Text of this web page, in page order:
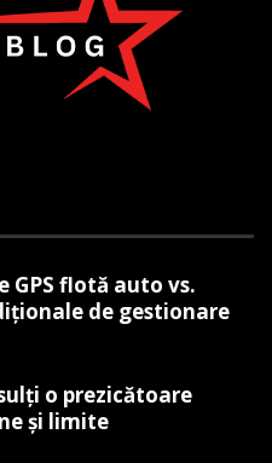
GPS flotă auto vs.
de gestionare
o prezicătoare
și limite